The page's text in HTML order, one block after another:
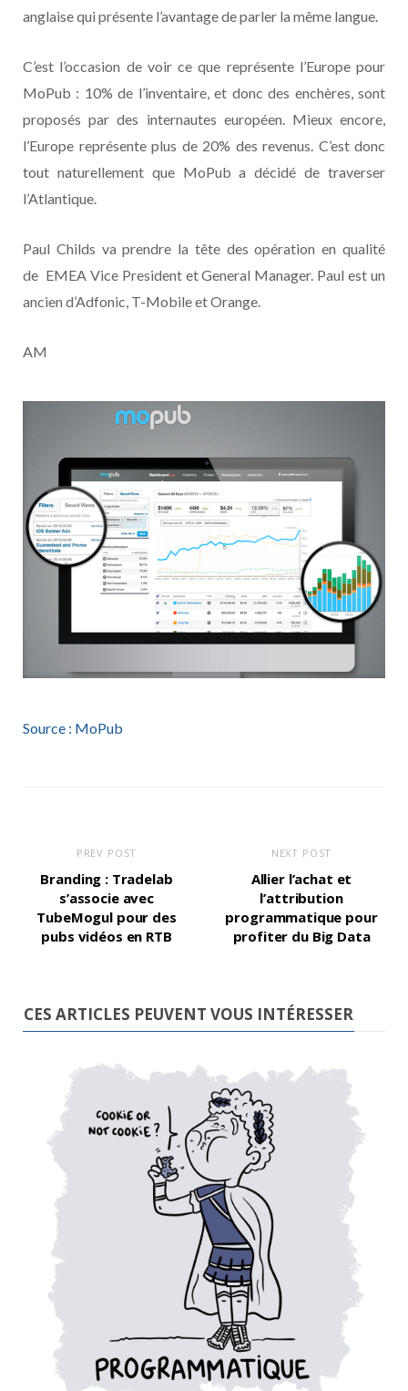
anglaise qui présente l’avantage de parler la même langue.
C’est l’occasion de voir ce que représente l’Europe pour
MoPub : 10% de l’inventaire, et donc des enchères, sont
proposés par des internautes européen. Mieux encore,
l’Europe représente plus de 20% des revenus. C’est donc
tout naturellement que MoPub a décidé de traverser
l’Atlantique.
Paul Childs va prendre la tête des opération en qualité
de EMEA Vice President et General Manager. Paul est un
ancien d’Adfonic, T-Mobile et Orange.
AM
Source : MoPub
PREV POST
Branding : Tradelab
s’associe avec
TubeMogul pour des
pubs vidéos en RTB
NEXT POST
Allier l’achat et
l’attribution
programmatique pour
profiter du Big Data
CES ARTICLES PEUVENT VOUS INTÉRESSER